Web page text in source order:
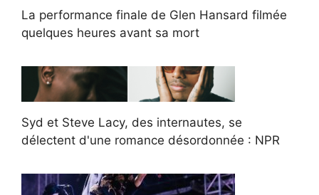
La performance finale de Glen Hansard filmée
quelques heures avant sa mort
Syd et Steve Lacy, des internautes, se
délectent d'une romance désordonnée : NPR